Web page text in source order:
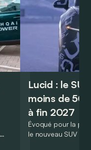
Lucid : le
moins de
à fin 2027
Évoqué pour la
le nouveau SUV